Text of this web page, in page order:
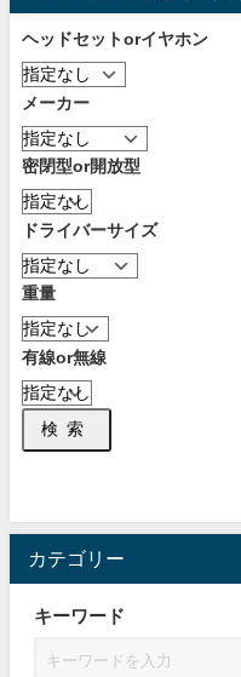
ヘッドセットorイヤホン
メーカー
密閉型or開放型
ドライバーサイズ
重量
有線or無線
検索
カテゴリー
キーワード